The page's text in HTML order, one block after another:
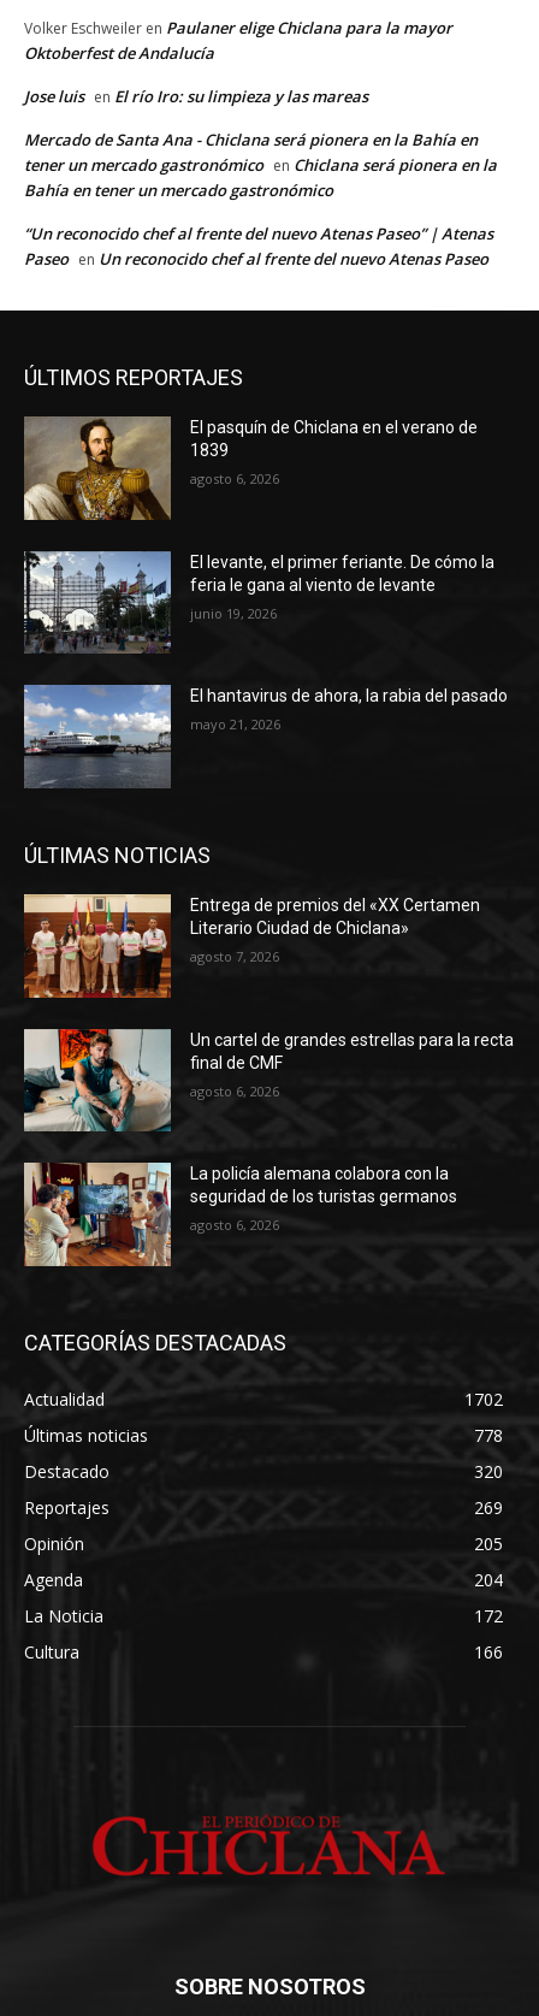
Volker Eschweiler en Paulaner elige Chiclana para la mayor
Oktoberfest de Andalucía
Jose luis en El río Iro: su limpieza y las mareas
Mercado de Santa Ana - Chiclana será pionera en la Bahía en
tener un mercado gastronómico en Chiclana será pionera en la
Bahía en tener un mercado gastronómico
“Un reconocido chef al frente del nuevo Atenas Paseo” | Atenas
Paseo en Un reconocido chef al frente del nuevo Atenas Paseo
ÚLTIMOS REPORTAJES
El pasquín de Chiclana en el verano de
1839
agosto 6, 2026
El levante, el primer feriante. De cómo la
feria le gana al viento de levante
junio 19, 2026
El hantavirus de ahora, la rabia del pasado
mayo 21, 2026
ÚLTIMAS NOTICIAS
Entrega de premios del «XX Certamen
Literario Ciudad de Chiclana»
agosto 7, 2026
Un cartel de grandes estrellas para la recta
final de CMF
agosto 6, 2026
La policía alemana colabora con la
seguridad de los turistas germanos
agosto 6, 2026
CATEGORÍAS DESTACADAS
Actualidad
1702
Últimas noticias
778
Destacado
320
Reportajes
269
Opinión
205
Agenda
204
La Noticia
172
Cultura
166
SOBRE NOSOTROS